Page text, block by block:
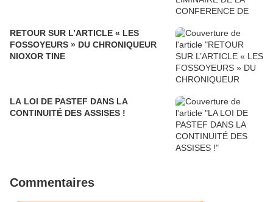
RETOUR SUR L’ARTICLE « LES
FOSSOYEURS » DU CHRONIQUEUR
NIOXOR TINE
LA LOI DE PASTEF DANS LA
CONTINUITÉ DES ASSISES !
Commentaires